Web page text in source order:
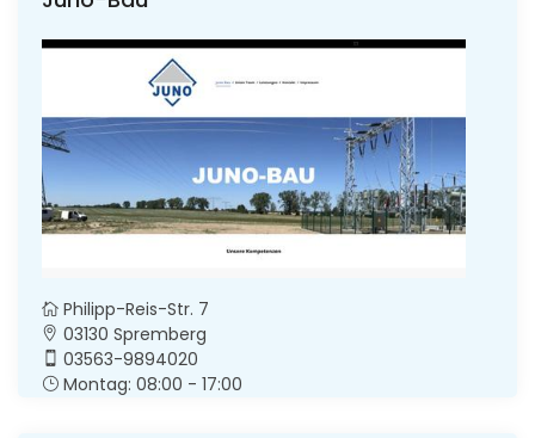
Philipp-Reis-Str. 7
03130 Spremberg
03563-9894020
Montag: 08:00 - 17:00